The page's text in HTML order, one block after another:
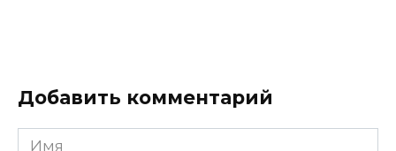
Добавить комментарий
Имя